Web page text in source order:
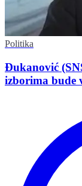
Politika
Đukanović
izborima bude